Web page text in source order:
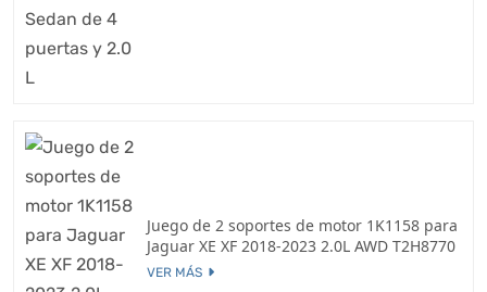
Juego de 2 soportes de motor 1K1158 para
Jaguar XE XF 2018-2023 2.0L AWD T2H8770
VER MÁS